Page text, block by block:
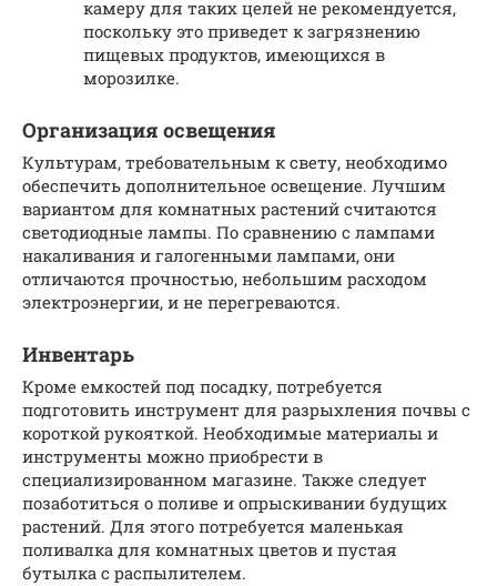
камеру для таких целей не рекомендуется,
поскольку это приведет к загрязнению
пищевых продуктов, имеющихся в
морозилке.
Организация освещения
Культурам, требовательным к свету, необходимо
обеспечить дополнительное освещение. Лучшим
вариантом для комнатных растений считаются
светодиодные лампы. По сравнению с лампами
накаливания и галогенными лампами, они
отличаются прочностью, небольшим расходом
электроэнергии, и не перегреваются.
Инвентарь
Кроме емкостей под посадку, потребуется
подготовить инструмент для разрыхления почвы с
короткой рукояткой. Необходимые материалы и
инструменты можно приобрести в
специализированном магазине. Также следует
позаботиться о поливе и опрыскивании будущих
растений. Для этого потребуется маленькая
поливалка для комнатных цветов и пустая
бутылка с распылителем.